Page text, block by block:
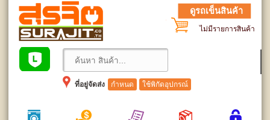
ดูรถเข็นสินค้า
ไม่มีรายการสินค้า
ที่อยู่จัดส่ง กำหนด ใช้พิกัดอุปกรณ์